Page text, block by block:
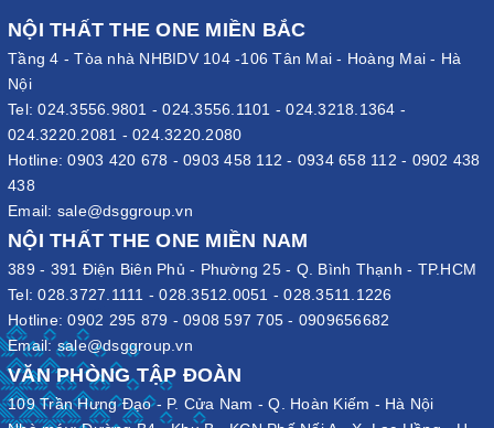
NỘI THẤT THE ONE MIỀN BẮC
Tầng 4 - Tòa nhà NHBIDV 104 -106 Tân Mai - Hoàng Mai - Hà
Nội
Tel:024.3556.9801 -024.3556.1101 -024.3218.1364 -
024.3220.2081 - 024.3220.2080
Hotline:0903 420 678 - 0903 458 112 - 0934 658 112 - 0902 438
438
Email: sale@dsggroup.vn
NỘI THẤT THE ONE MIỀN NAM
389 - 391 Điện Biên Phủ - Phường 25 - Q. Bình Thạnh - TP.HCM
Tel:028.3727.1111 -028.3512.0051 -028.3511.1226
Hotline:0902 295 879 - 0908 597 705 - 0909656682
Email:sale@dsggroup.vn
VĂN PHÒNG TẬP ĐOÀN
109 Trần Hưng Đạo - P. Cửa Nam - Q. Hoàn Kiếm - Hà Nội